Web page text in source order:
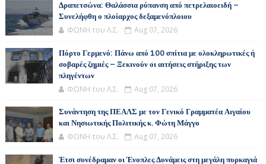
Δραπετσώνα: Θαλάσσια ρύπανση από πετρελαιοειδή –
Συνελήφθη ο πλοίαρχος δεξαμενόπλοιου
ΦΩΝΗ του Λ.Σ. Aug 07, 2026
Πόρτο Γερμενό: Πάνω από 100 σπίτια με ολοκληρωτικές ή
σοβαρές ζημιές – Ξεκινούν οι αιτήσεις στήριξης των
πληγέντων
ΦΩΝΗ του Λ.Σ. Aug 07, 2026
Συνάντηση της ΠΕΑΛΣ με τον Γενικό Γραμματέα Αιγαίου
και Νησιωτικής Πολιτικής κ. Φώτη Μάγγο
ΦΩΝΗ του Λ.Σ. Aug 07, 2026
Έτσι συνέδραμαν οι Ένοπλες Δυνάμεις στη μεγάλη πυρκαγιά